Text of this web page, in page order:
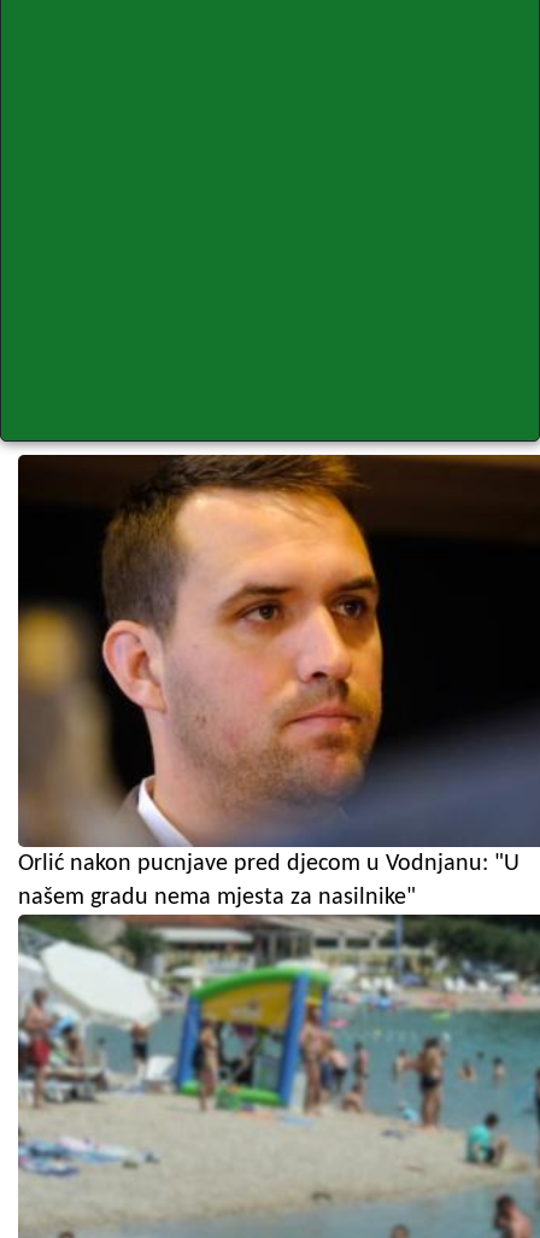
Orlić nakon pucnjave pred djecom u Vodnjanu: "U
našem gradu nema mjesta za nasilnike"